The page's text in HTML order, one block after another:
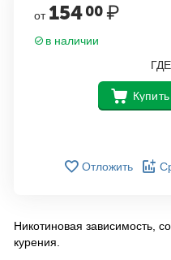
от 15400₽
в наличии
Отложить
Никотиновая зависимость,
курения.